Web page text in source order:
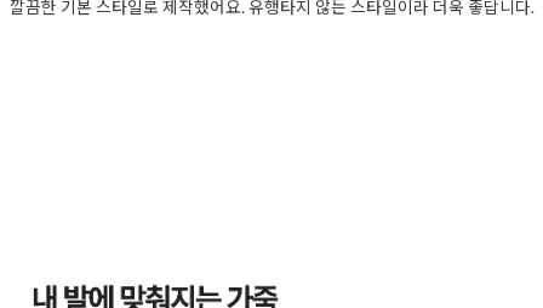
깔끔한 기본 스타일로 제작했어요. 유행타지 않는 스타일이라 더욱 좋답니다.